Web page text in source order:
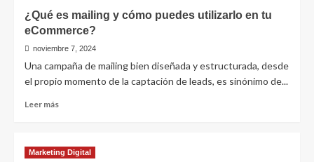
¿Qué es mailing y cómo puedes utilizarlo en tu
eCommerce?
noviembre 7, 2024
Una campaña de mailing bien diseñada y estructurada, desde
el propio momento de la captación de leads, es sinónimo de...
Leer más
es
Marketing Digital